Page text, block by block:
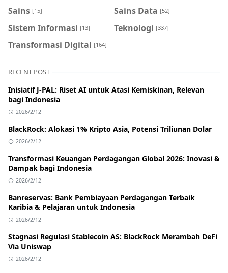
Sains [15] Sains Data [52]
Sistem Informasi [13] Teknologi [337]
Transformasi Digital [164]
RECENT POST
Inisiatif J-PAL: Riset AI untuk Atasi Kemiskinan, Relevan
bagi Indonesia
2026/2/12
BlackRock: Alokasi 1% Kripto Asia, Potensi Triliunan Dolar
2026/2/12
Transformasi Keuangan Perdagangan Global 2026: Inovasi &
Dampak bagi Indonesia
2026/2/12
Banreservas: Bank Pembiayaan Perdagangan Terbaik
Karibia & Pelajaran untuk Indonesia
2026/2/12
Stagnasi Regulasi Stablecoin AS: BlackRock Merambah DeFi
Via Uniswap
2026/2/12